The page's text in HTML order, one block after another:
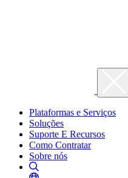
Plataformas e Serviços
Soluções
Suporte E Recursos
Como Contratar
Sobre nós